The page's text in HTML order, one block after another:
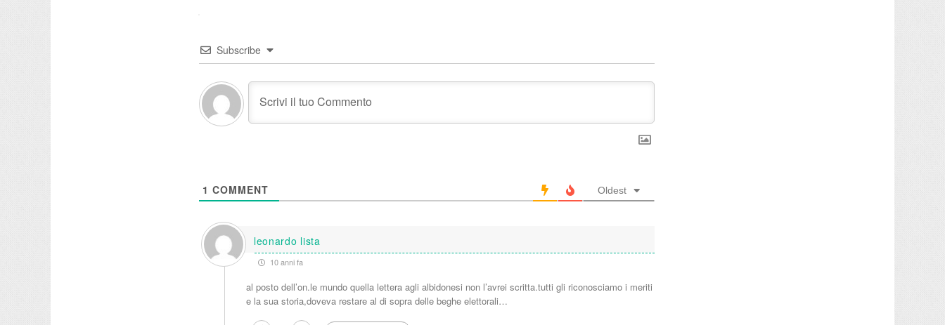
Subscribe
1 COMMENT Oldest
leonardo lista
10 anni fa
al posto dell’on.le mundo quella lettera agli albidonesi non l’avrei scritta.tutti gli riconosciamo i meriti
e la sua storia,doveva restare al di sopra delle beghe elettorali…